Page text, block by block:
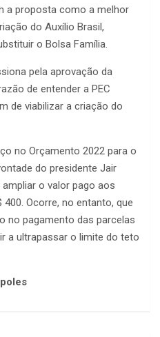
a proposta como a melhor
do Auxílio Brasil,
o Bolsa Família.
pela aprovação da
de entender a PEC
de viabilizar a criação do
no Orçamento 2022 para o
do presidente Jair
o valor pago aos
Ocorre, no entanto, que
no pagamento das parcelas
a ultrapassar o limite do teto